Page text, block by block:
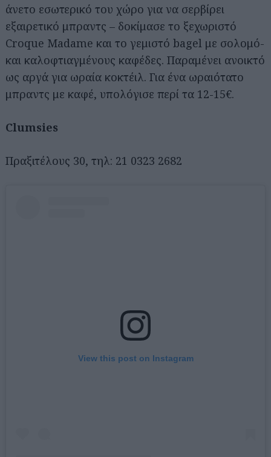
άνετο εσωτερικό του χώρο για να σερβίρει
εξαιρετικό μπραντς – δοκίμασε το ξεχωριστό
Croque Madame και το γεμιστό bagel με σολομό-
και καλοφτιαγμένους καφέδες. Παραμένει ανοικτό
ως αργά για ωραία κοκτέιλ. Για ένα ωραιότατο
μπραντς με καφέ, υπολόγισε περί τα 12-15€.
Clumsies
Πραξιτέλους 30, τηλ: 21 0323 2682
View this post on Instagram